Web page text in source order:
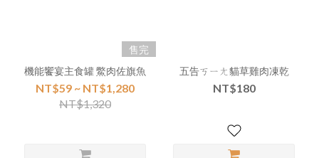
售完
機能饗宴主食罐 鱉肉佐旗魚
NT$59 ~ NT$1,280
NT$1,320
五告ㄎㄧㄤ貓草雞肉凍乾
NT$180